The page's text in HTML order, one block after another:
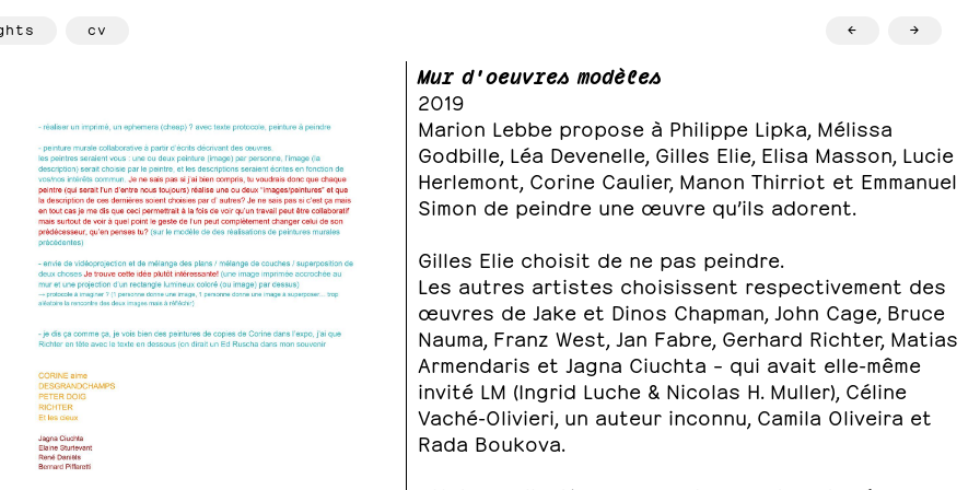
cv ← →
Mur d'oeuvres modèles
2019
Marion Lebbe propose à Philippe Lipka, Mélissa
Godbille, Léa Devenelle, Gilles Elie, Elisa Masson, Lucie
Herlemont, Corine Caulier, Manon Thirriot et Emmanuel
Simon de peindre une œuvre qu’ils adorent.
Gilles Elie choisit de ne pas peindre.
Les autres artistes choisissent respectivement des
œuvres de Jake et Dinos Chapman, John Cage, Bruce
Nauma, Franz West, Jan Fabre, Gerhard Richter, Matias
Armendaris et Jagna Ciuchta – qui avait elle-même
invité LM (Ingrid Luche & Nicolas H. Muller), Céline
Vaché-Olivieri, un auteur inconnu, Camila Oliveira et
Rada Boukova.